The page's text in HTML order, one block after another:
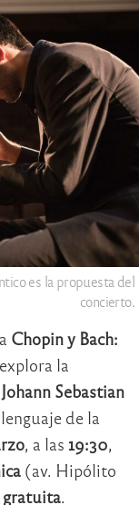
es la propuesta del
concierto.
Chopin y Bach:
la
Sebastian
de la
, a las 19:30,
(av. Hipólito
gratuita.